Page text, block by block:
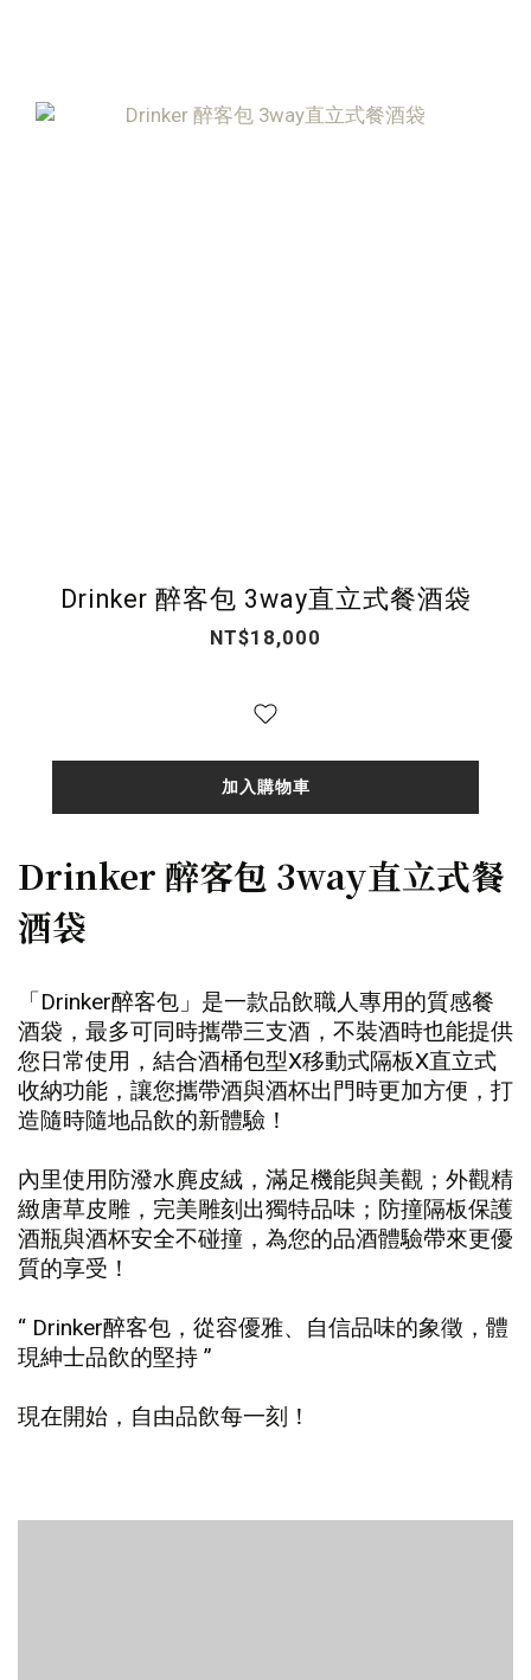
Drinker 醉客包 3way直立式餐酒袋
NT$18,000
加入購物車
Drinker 醉客包 3way直立式餐
酒袋
「Drinker醉客包」是一款品飲職人專用的質感餐
酒袋，最多可同時攜帶三支酒，不裝酒時也能提供
您日常使用，結合酒桶包型X移動式隔板X直立式
收納功能，讓您攜帶酒與酒杯出門時更加方便，打
造隨時隨地品飲的新體驗！
內里使用防潑水麂皮絨，滿足機能與美觀；外觀精
緻唐草皮雕，完美雕刻出獨特品味；防撞隔板保護
酒瓶與酒杯安全不碰撞，為您的品酒體驗帶來更優
質的享受！
“ Drinker醉客包，從容優雅、自信品味的象徵，體
現紳士品飲的堅持 ”
現在開始，自由品飲每一刻！